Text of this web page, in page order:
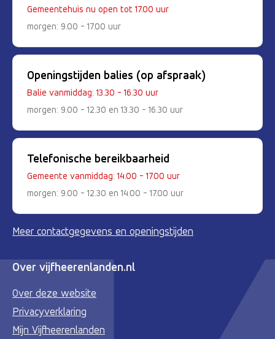
Gemeentehuis nu open tot 17.00 uur
morgen: 9.00 - 17.00 uur
Openingstijden balies (op afspraak)
Balie vanmiddag: 13.30 - 16.30 uur
morgen: 9.00 - 12.30 en 13.30 - 16.30 uur
Telefonische bereikbaarheid
Gemeente vanmiddag: 14.00 - 17.00 uur
morgen: 9.00 - 12.30 en 14.00 - 17.00 uur
Meer contactgegevens en openingstijden
Over vijfheerenlanden.nl
Over deze website
Privacyverklaring
Mijn Vijfheerenlanden